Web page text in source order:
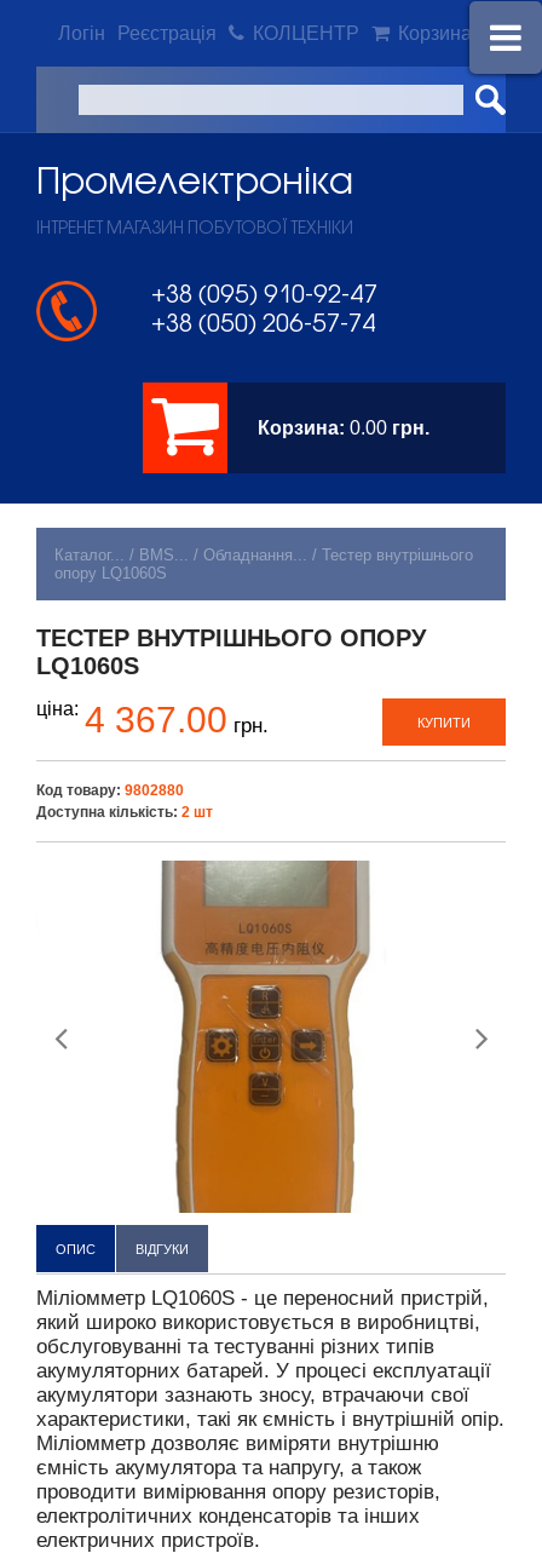
Логін Реєстрація КОЛЦЕНТР Корзина
Промeлектроніка
ІНТРЕНЕТ МАГАЗИН ПОБУТОВОЇ ТЕХНІКИ
+38 (095) 910-92-47
+38 (050) 206-57-74
Корзина: 0.00 грн.
Каталог... / BMS... / Обладнання... / Тестер внутрішнього
опору LQ1060S
ТЕСТЕР ВНУТРІШНЬОГО ОПОРУ
LQ1060S
КУПИТИ
ціна: 4 367.00 грн.
Код товару: 9802880
Доступна кількість: 2 шт
ОПИС ВІДГУКИ
Міліомметр LQ1060S - це переносний пристрій,
який широко використовується в виробництві,
обслуговуванні та тестуванні різних типів
акумуляторних батарей. У процесі експлуатації
акумулятори зазнають зносу, втрачаючи свої
характеристики, такі як ємність і внутрішній опір.
Міліомметр дозволяє виміряти внутрішню
ємність акумулятора та напругу, а також
проводити вимірювання опору резисторів,
електролітичних конденсаторів та інших
електричних пристроїв.